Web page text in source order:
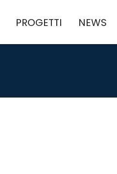
PROGETTI NEWS
PROGETTI NEWS